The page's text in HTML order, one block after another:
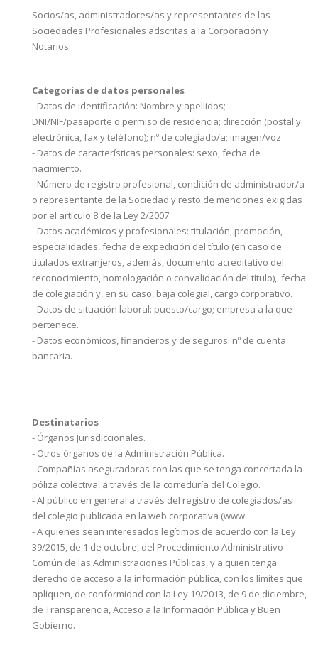
Socios/as, administradores/as y representantes de las
Sociedades Profesionales adscritas a la Corporación y
Notarios.
Categorías de datos personales
- Datos de identificación: Nombre y apellidos;
DNI/NIF/pasaporte o permiso de residencia; dirección (postal y
electrónica, fax y teléfono); nº de colegiado/a; imagen/voz
- Datos de características personales: sexo, fecha de
nacimiento.
- Número de registro profesional, condición de administrador/a
o representante de la Sociedad y resto de menciones exigidas
por el artículo 8 de la Ley 2/2007.
- Datos académicos y profesionales: titulación, promoción,
especialidades, fecha de expedición del título (en caso de
titulados extranjeros, además, documento acreditativo del
reconocimiento, homologación o convalidación del título), fecha
de colegiación y, en su caso, baja colegial, cargo corporativo.
- Datos de situación laboral: puesto/cargo; empresa a la que
pertenece.
- Datos económicos, financieros y de seguros: nº de cuenta
bancaria.
Destinatarios
- Órganos Jurisdiccionales.
- Otros órganos de la Administración Pública.
- Compañías aseguradoras con las que se tenga concertada la
póliza colectiva, a través de la correduría del Colegio.
- Al público en general a través del registro de colegiados/as
del colegio publicada en la web corporativa (www
- A quienes sean interesados legítimos de acuerdo con la Ley
39/2015, de 1 de octubre, del Procedimiento Administrativo
Común de las Administraciones Públicas, y a quien tenga
derecho de acceso a la información pública, con los límites que
apliquen, de conformidad con la Ley 19/2013, de 9 de diciembre,
de Transparencia, Acceso a la Información Pública y Buen
Gobierno.